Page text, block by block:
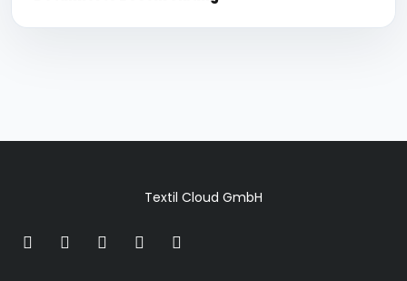
Textil Cloud GmbH